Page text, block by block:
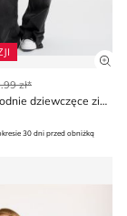
produktu
zł*
Reporter - Spodnie dziewczęce zimowe
30 dni przed obniżką
na